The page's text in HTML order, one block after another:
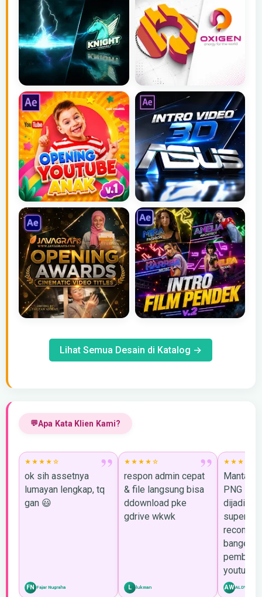
Lihat Semua Desain di Katalog →
Apa Kata Klien Kami?
”
★★★★☆
ok sih assetnya
lumayan lengkap, tq
gan 😃
FN Fajar Nugraha
”
★★★★☆
respon admin cepat
& file langsung bisa
ddownload pke
gdrive wkwk
L lukman
★★★★★
Mantap
PNG sy
dijadiin
super
bangettt
youtube!
AWALDY